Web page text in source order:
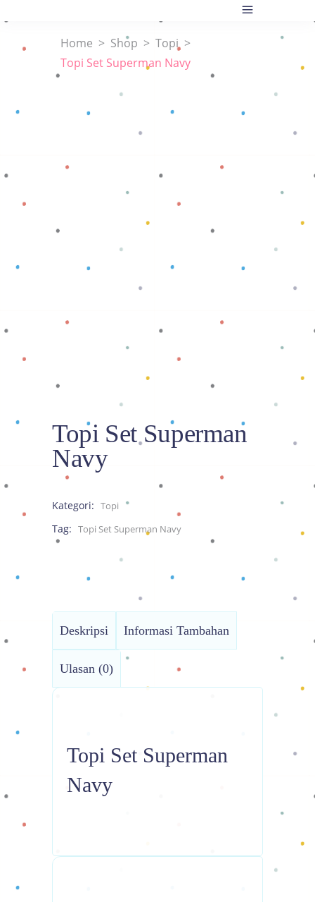
Home > Shop > Topi>
Topi Set Superman Navy
Topi Set Superman
Navy
Kategori: Topi
Tag: Topi Set Superman Navy
Deskripsi Informasi Tambahan
Ulasan (0)
Topi Set Superman
Navy